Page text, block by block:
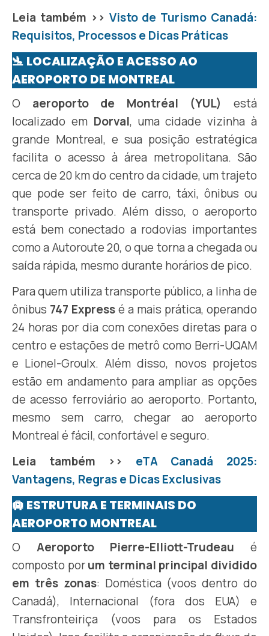
Leia também >> Visto de Turismo Canadá:
Requisitos, Processos e Dicas Práticas
🛬 LOCALIZAÇÃO E ACESSO AO
AEROPORTO DE MONTREAL
O aeroporto de Montréal (YUL)
está
localizado em Dorval, uma cidade vizinha à
grande Montreal, e sua posição estratégica
facilita o acesso à área metropolitana. São
cerca de 20 km do centro da cidade, um trajeto
que pode ser feito de carro, táxi, ônibus ou
transporte privado. Além disso, o aeroporto
está bem conectado a rodovias importantes
como a Autoroute 20, o que torna a chegada ou
saída rápida, mesmo durante horários de pico.
Para quem utiliza transporte público, a linha de
ônibus 747 Expressé a mais prática, operando
24 horas por dia com conexões diretas para o
centro e estações de metrô como Berri-UQAM
e Lionel-Groulx. Além disso, novos projetos
estão em andamento para ampliar as opções
de acesso ferroviário ao aeroporto. Portanto,
mesmo sem carro, chegar ao aeroporto
Montreal é fácil, confortável e seguro.
Leia também >> eTA Canadá 2025:
Vantagens, Regras e Dicas Exclusivas
🛄 ESTRUTURA E TERMINAIS DO
AEROPORTO MONTREAL
O Aeroporto Pierre-Elliott-Trudeau é
composto porum terminal principal dividido
em três zonas: Doméstica (voos dentro do
Canadá), Internacional (fora dos EUA) e
Transfronteiriça (voos para os Estados